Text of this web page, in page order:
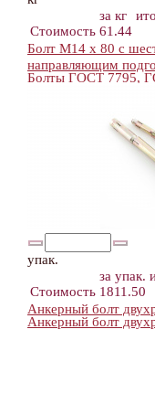
за кг
Стоимость 61.44
Болт М14 х 80 с
направляющим
Болты ГОСТ 7795,
упак.
за упак.
Стоимость 1811.50
Анкерный болт
Анкерный болт